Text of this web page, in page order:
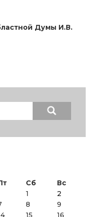
Думы И.В.
Сб
Вс
1
2
8
9